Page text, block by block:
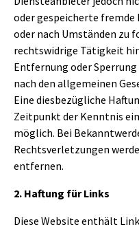
oder gespeicherte
oder nach Umständen zu
rechtswidrige Tätigkeit
Entfernung oder
nach den allgemeinen
Eine diesbezügliche
Zeitpunkt der Kenntnis
möglich. Bei
Rechtsverletzungen
entfernen.
2. Haftung für Links
Diese Website enthält